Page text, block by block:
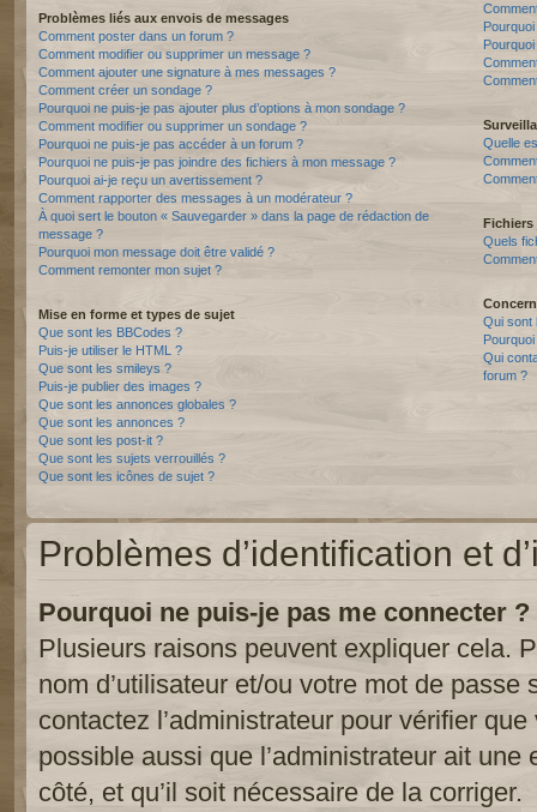
Problèmes liés aux envois de messages
Comment poster dans un forum ?
Comment modifier ou supprimer un message ?
Comment ajouter une signature à mes messages ?
Comment créer un sondage ?
Pourquoi ne puis-je pas ajouter plus d’options à mon sondage ?
Comment modifier ou supprimer un sondage ?
Pourquoi ne puis-je pas accéder à un forum ?
Pourquoi ne puis-je pas joindre des fichiers à mon message ?
Pourquoi ai-je reçu un avertissement ?
Comment rapporter des messages à un modérateur ?
À quoi sert le bouton « Sauvegarder » dans la page de rédaction de
message ?
Pourquoi mon message doit être validé ?
Comment remonter mon sujet ?
Mise en forme et types de sujet
Que sont les BBCodes ?
Puis-je utiliser le HTML ?
Que sont les smileys ?
Puis-je publier des images ?
Que sont les annonces globales ?
Que sont les annonces ?
Que sont les post-it ?
Que sont les sujets verrouillés ?
Que sont les icônes de sujet ?
Quelle
Quels
Qui sont
Qui
forum ?
Problèmes d’identification et
Pourquoi ne puis-je pas me connecter ?
Plusieurs raisons peuvent expliquer cela.
nom d’utilisateur et/ou votre mot de passe
contactez l’administrateur pour vérifier
possible aussi que l’administrateur ait
côté, et qu’il soit nécessaire de la corriger.